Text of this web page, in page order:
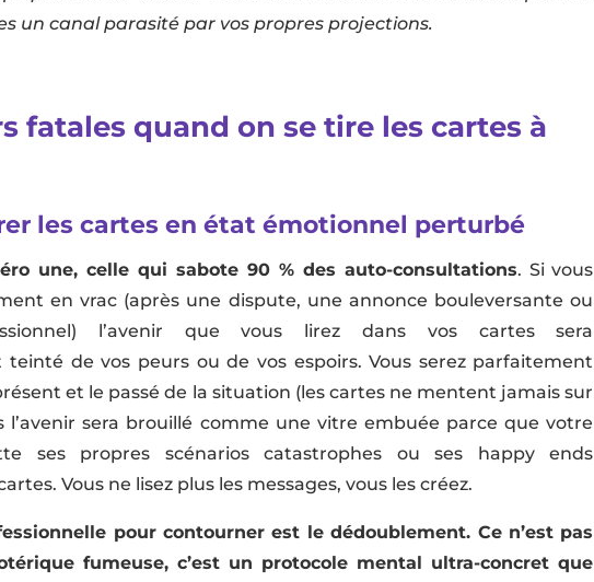
un canal parasité par vos propres projections.
fatales quand on se tire les cartes à
les cartes en état émotionnel perturbé
une, celle qui sabote 90 % des auto-consultations. Si vous
en vrac (après une dispute, une annonce bouleversante ou
l’avenir que vous lirez dans vos cartes sera
de vos peurs ou de vos espoirs. Vous serez parfaitement
et le passé de la situation (les cartes ne mentent jamais sur
l’avenir sera brouillé comme une vitre embuée parce que votre
ses propres scénarios catastrophes ou ses happy ends
Vous ne lisez plus les messages, vous les créez.
pour contourner est le dédoublement. Ce n’est pas
fumeuse, c’est un protocole mental ultra-concret que